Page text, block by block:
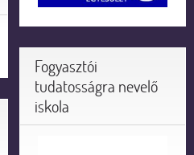
Fogyasztói
tudatosságra nevelő
iskola